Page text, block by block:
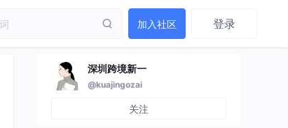
加入社区 登录
深圳跨境新一
@kuajingozai
关注